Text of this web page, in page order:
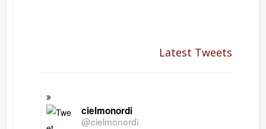
Latest Tweets
cielmonordi
@cielmonordi